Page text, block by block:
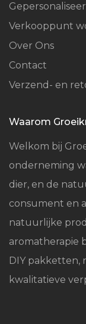
Verkooppunt
Over Ons
Contact
Verzend- en
Waarom
Welkom bij
onderneming
dier, en de
consument en
natuurlijke
aromatherapie
DIY
kwalitatieve